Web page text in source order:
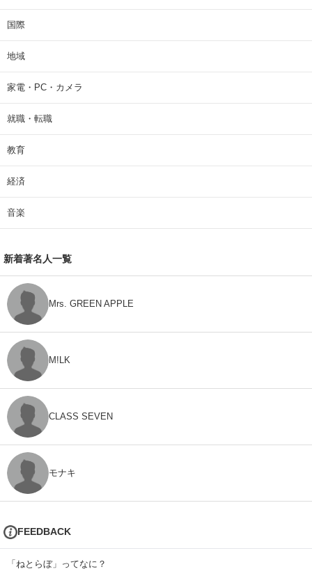
国際
地域
家電・PC・カメラ
就職・転職
教育
経済
音楽
新着著名人一覧
Mrs. GREEN APPLE
M!LK
CLASS SEVEN
モナキ
FEEDBACK
「ねとらぼ」ってなに？